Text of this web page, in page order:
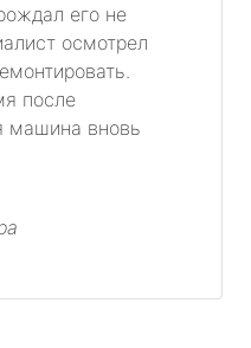
его не
осмотрел
после
машина вновь